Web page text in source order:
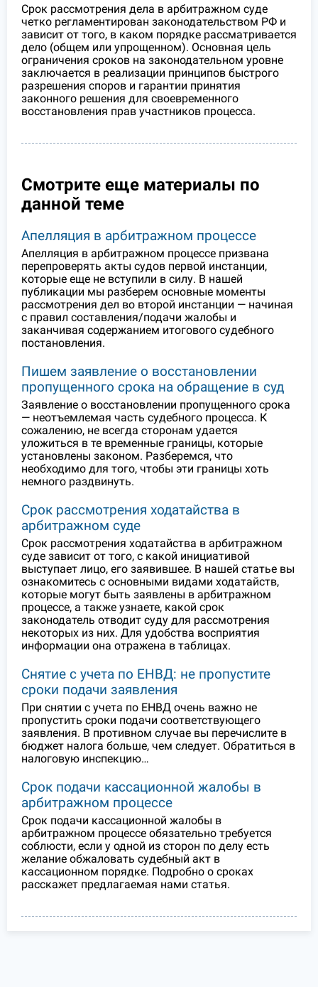
Срок рассмотрения дела в арбитражном суде
четко регламентирован законодательством РФ и
зависит от того, в каком порядке рассматривается
дело (общем или упрощенном). Основная цель
ограничения сроков на законодательном уровне
заключается в реализации принципов быстрого
разрешения споров и гарантии принятия
законного решения для своевременного
восстановления прав участников процесса.
Смотрите еще материалы по
данной теме
Апелляция в арбитражном процессе
Апелляция в арбитражном процессе призвана
перепроверять акты судов первой инстанции,
которые еще не вступили в силу. В нашей
публикации мы разберем основные моменты
рассмотрения дел во второй инстанции — начиная
с правил составления/подачи жалобы и
заканчивая содержанием итогового судебного
постановления.
Пишем заявление о восстановлении
пропущенного срока на обращение в суд
Заявление о восстановлении пропущенного срока
— неотъемлемая часть судебного процесса. К
сожалению, не всегда сторонам удается
уложиться в те временные границы, которые
установлены законом. Разберемся, что
необходимо для того, чтобы эти границы хоть
немного раздвинуть.
Срок рассмотрения ходатайства в
арбитражном суде
Срок рассмотрения ходатайства в арбитражном
суде зависит от того, с какой инициативой
выступает лицо, его заявившее. В нашей статье вы
ознакомитесь с основными видами ходатайств,
которые могут быть заявлены в арбитражном
процессе, а также узнаете, какой срок
законодатель отводит суду для рассмотрения
некоторых из них. Для удобства восприятия
информации она отражена в таблицах.
Снятие с учета по ЕНВД: не пропустите
сроки подачи заявления
При снятии с учета по ЕНВД очень важно не
пропустить сроки подачи соответствующего
заявления. В противном случае вы перечислите в
бюджет налога больше, чем следует. Обратиться в
налоговую инспекцию…
Срок подачи кассационной жалобы в
арбитражном процессе
Срок подачи кассационной жалобы в
арбитражном процессе обязательно требуется
соблюсти, если у одной из сторон по делу есть
желание обжаловать судебный акт в
кассационном порядке. Подробно о сроках
расскажет предлагаемая нами статья.